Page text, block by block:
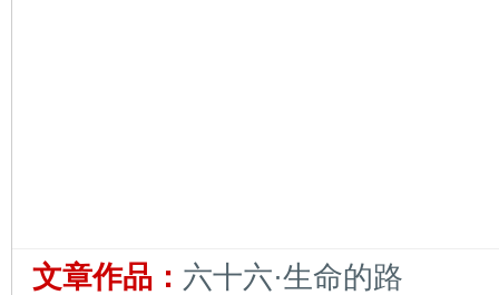
文章作品： 六十六·生命的路